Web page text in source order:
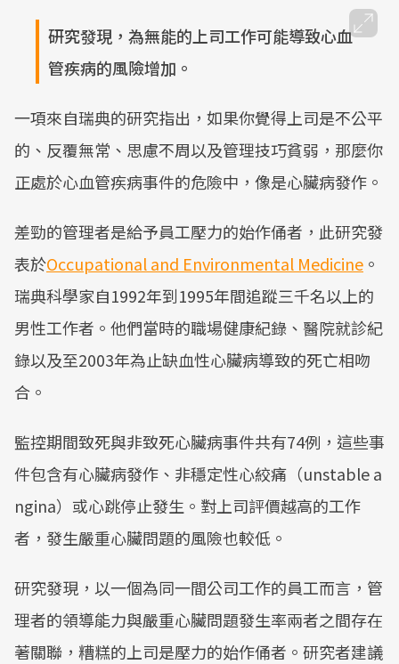
研究發現，為無能的上司工作可能導致心血
管疾病的風險增加。
一項來自瑞典的研究指出，如果你覺得上司是不公平
的、反覆無常、思慮不周以及管理技巧貧弱，那麼你
正處於心血管疾病事件的危險中，像是心臟病發作。
差勁的管理者是給予員工壓力的始作俑者，此研究發
表於Occupational and Environmental Medicine 。
瑞典科學家自1992年到1995年間追蹤三千名以上的
男性工作者。他們當時的職場健康紀錄、醫院就診紀
錄以及至2003年為止缺血性心臟病導致的死亡相吻
合。
監控期間致死與非致死心臟病事件共有74例，這些事
件包含有心臟病發作、非穩定性心絞痛（unstable a
ngina）或心跳停止發生。對上司評價越高的工作
者，發生嚴重心臟問題的風險也較低。
研究發現，以一個為同一間公司工作的員工而言，管
理者的領導能力與嚴重心臟問題發生率兩者之間存在
著關聯，糟糕的上司是壓力的始作俑者。研究者建議